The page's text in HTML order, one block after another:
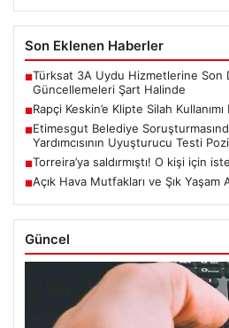
Son Eklenen Haberler
■Türksat 3A Uydu Hizmetlerine Son
Güncellemeleri Şart Halinde
■Rapçi Keskin’e Klipte Silah
■Etimesgut Belediye
Yardımcısının Uyuşturucu Testi
■Torreira’ya saldırmıştı! O kişi için
■Açık Hava Mutfakları ve Şık Yaşam
Güncel